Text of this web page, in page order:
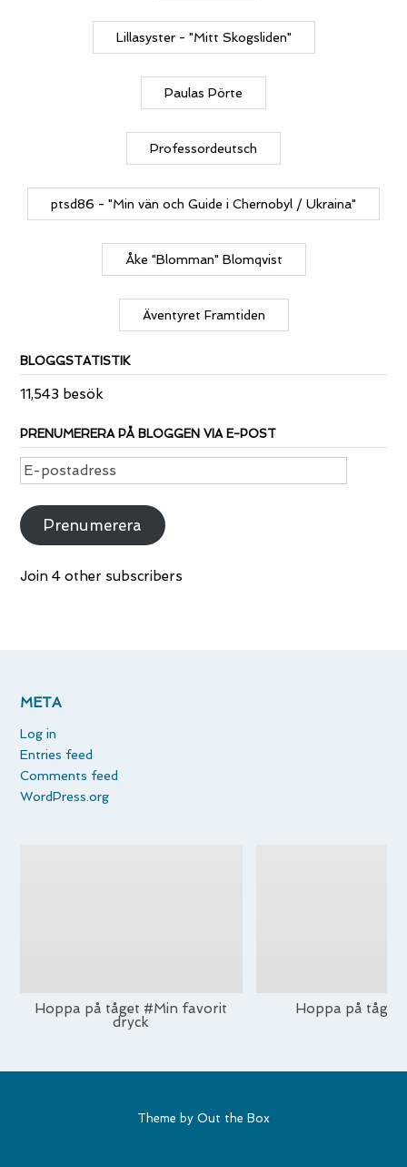
Lillasyster - "Mitt Skogsliden"
Paulas Pörte
Professordeutsch
ptsd86 - "Min vän och Guide i Chernobyl / Ukraina"
Åke "Blomman" Blomqvist
Äventyret Framtiden
BLOGGSTATISTIK
11,543 besök
PRENUMERERA PÅ BLOGGEN VIA E-POST
E-
postadress
Prenumerera
Join 4 other subscribers
META
Log in
Entries feed
Comments feed
WordPress.org
Hoppa på tåget #Min favorit
dryck
Hoppa på tåget
Theme by Out the Box